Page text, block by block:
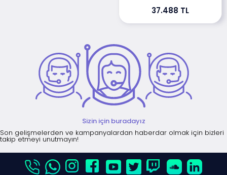
37.488 TL
Sizin için buradayız
Son gelişmelerden ve kampanyalardan haberdar olmak için bizleri
takip etmeyi unutmayın!